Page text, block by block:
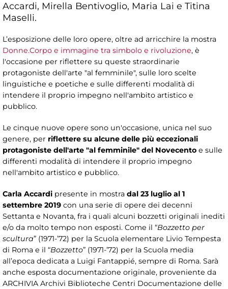
Accardi, Mirella Bentivoglio, Maria Lai e Titina
Maselli.
L’esposizione delle loro opere, oltre ad arricchire la mostra
Donne.Corpo e immagine tra simbolo e rivoluzione, è
l'occasione per riflettere su queste straordinarie
protagoniste dell'arte "al femminile", sulle loro scelte
linguistiche e poetiche e sulle differenti modalità di
intendere il proprio impegno nell'ambito artistico e
pubblico.
Le cinque nuove opere sono un'occasione, unica nel suo
genere, per riflettere su alcune delle più eccezionali
protagoniste dell'arte "al femminile" del Novecento e sulle
differenti modalità di intendere il proprio impegno
nell'ambito artistico e pubblico.
Carla Accardi presente in mostra dal 23 luglio al 1
settembre 2019 con una serie di opere dei decenni
Settanta e Novanta, fra i quali alcuni bozzetti originali inediti
e/o da molto tempo non esposti. Come il “Bozzetto per
scultura” (1971-’72) per la Scuola elementare Livio Tempesta
di Roma e il “Bozzetto” (1971-’72) per la Scuola media
all’epoca dedicata a Luigi Fantappié, sempre di Roma. Sarà
anche esposta documentazione originale, proveniente da
ARCHIVIA Archivi Biblioteche Centri Documentazione delle